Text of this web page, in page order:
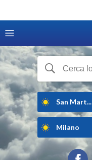
San Mart...
Milano